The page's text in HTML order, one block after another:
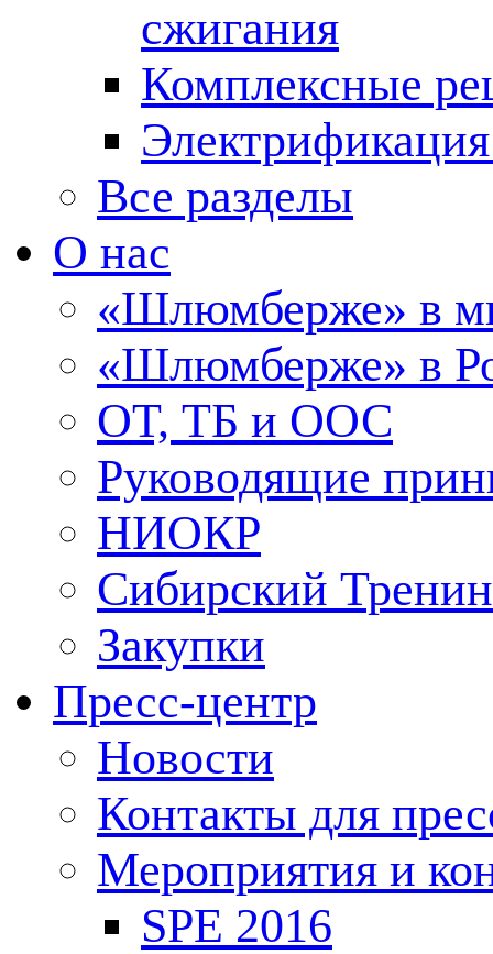
сжигания
Комплексные
Все разделы
О нас
«Шлюмберже» в
«Шлюмберже» в
ОТ, ТБ и ООС
Руководящие
НИОКР
Сибирский
Закупки
Пресс-центр
Новости
Контакты для
Мероприятия и
SPE 2016